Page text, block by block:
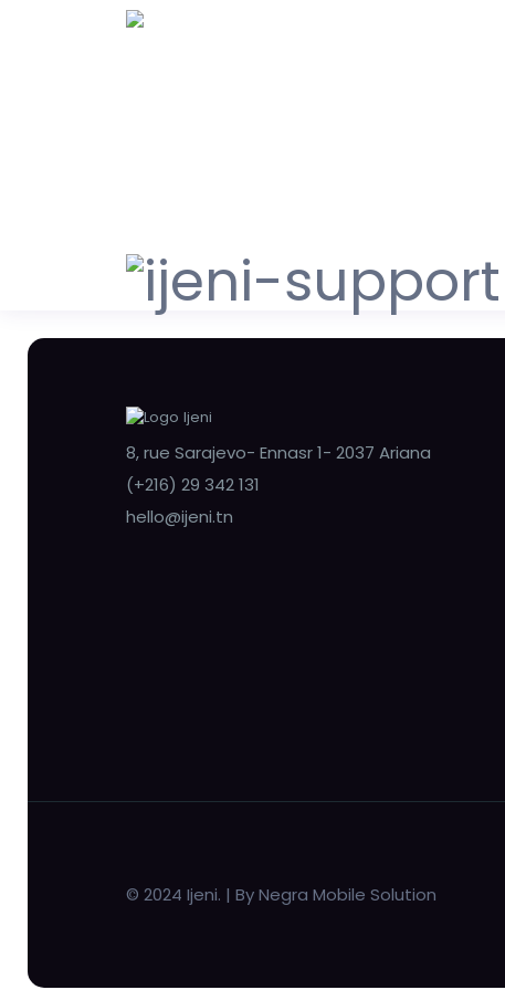
8, rue Sarajevo- Ennasr 1- 2037 Ariana
(+216) 29 342 131
hello@ijeni.tn
© 2024 Ijeni. | By Negra Mobile Solution